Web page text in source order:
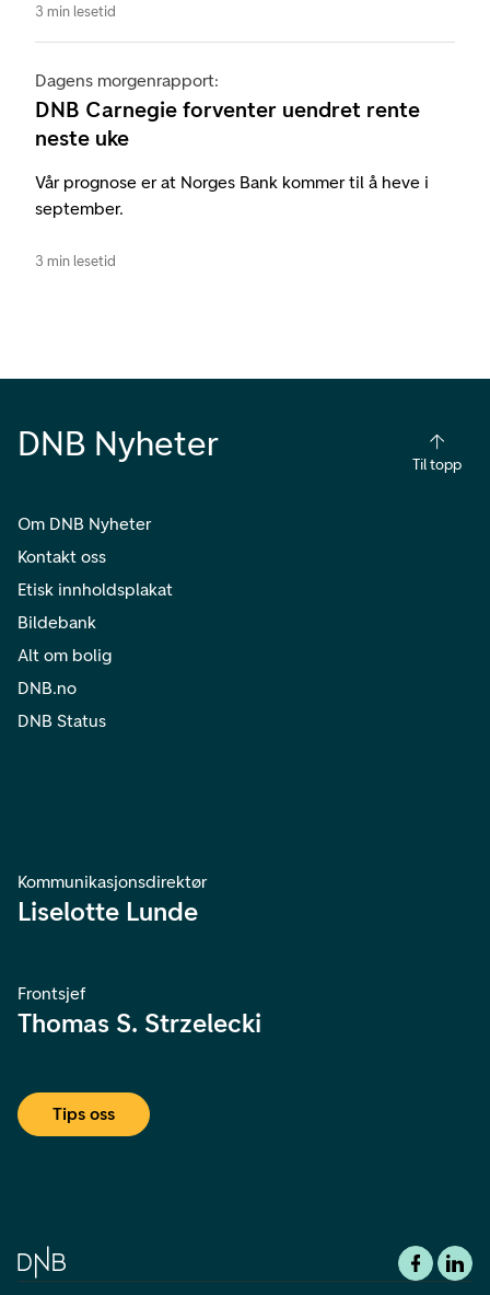
3 min lesetid
Dagens morgenrapport:
DNB Carnegie forventer uendret rente
neste uke
Vår prognose er at Norges Bank kommer til å heve i
september.
3 min lesetid
DNB Nyheter
Til topp
Om DNB Nyheter
Kontakt oss
Etisk innholdsplakat
Bildebank
Alt om bolig
DNB.no
DNB Status
Kommunikasjonsdirektør
Liselotte Lunde
Frontsjef
Thomas S. Strzelecki
Tips oss